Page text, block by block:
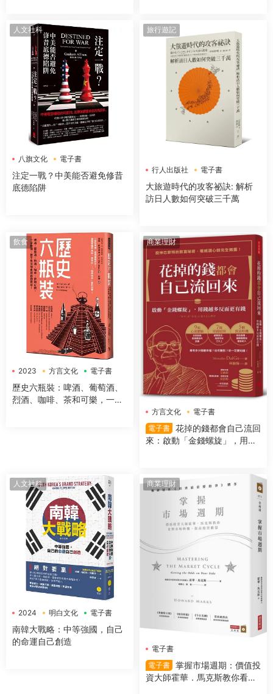
人文社科
八旗文化 電子書
注定一戰？中美能否避免修昔
底德陷阱
旅行遊記
行人出版社 電子書
大旅遊時代的攻客祕訣: 解析
訪日人數如何突破三千萬
飲食
2023 方言文化 電子書
歷史六瓶裝：啤酒、葡萄酒、
烈酒、咖啡、茶和可樂，一字
商業理財
方言文化
電子書
電子書 花掉的錢都會自己流回
來：啟動「金錢螺旋」，用錢
人文社科
2024 明白文化 電子書
南韓大戰略：中等強國，自己
的命運自己創造
商業理財
電子書
電子書 掌握市場週期：價值投
資大師霍華．馬克斯教你看對